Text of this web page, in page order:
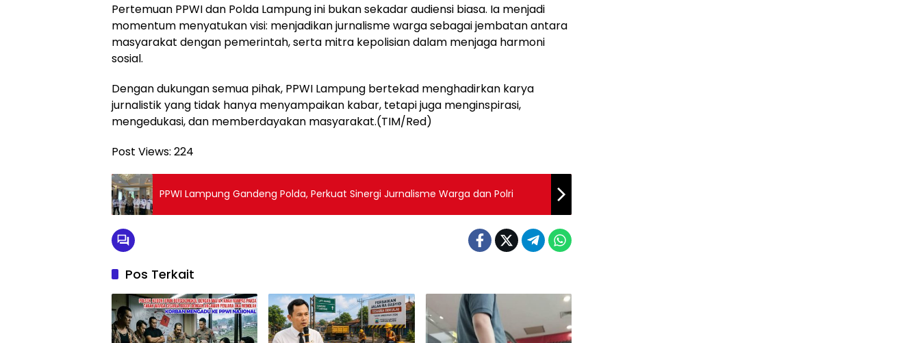
Pertemuan PPWI dan Polda Lampung ini bukan sekadar audiensi biasa. Ia menjadi
momentum menyatukan visi: menjadikan jurnalisme warga sebagai jembatan antara
masyarakat dengan pemerintah, serta mitra kepolisian dalam menjaga harmoni
sosial.
Dengan dukungan semua pihak, PPWI Lampung bertekad menghadirkan karya
jurnalistik yang tidak hanya menyampaikan kabar, tetapi juga menginspirasi,
mengedukasi, dan memberdayakan masyarakat.(TIM/Red)
Post Views: 224
PPWI Lampung Gandeng Polda, Perkuat Sinergi Jurnalisme Warga dan Polri
Pos Terkait